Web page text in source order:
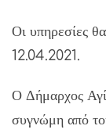
Οι υπηρεσίες
12.04.2021.
Ο Δήμαρχος
συγνώμη από